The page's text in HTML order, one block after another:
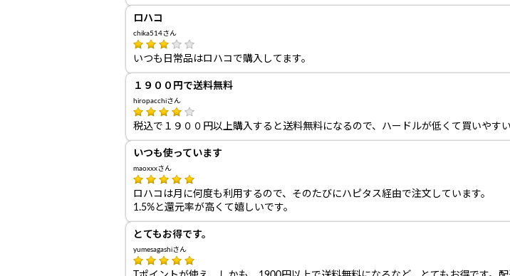
ロハコ
chika514さん
いつも日常品はロハコで購入してます。
１９００円で送料無料
hiropacchiさん
税込で１９００円以上購入すると送料無料になるので、ハードルが低くて買いやす
いつも使っています
maoxxxさん
ロハコは月に何度も利用するので、そのたびにハピタス経由で注文しています。
1.5%と還元率が高くて嬉しいです。
とてもお得です。
yumesagashiさん